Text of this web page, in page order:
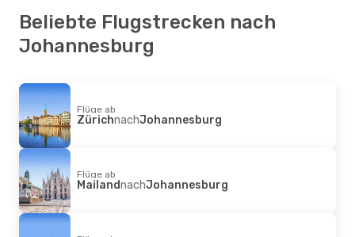
Beliebte Flugstrecken nach
Johannesburg
Flüge ab
ZürichnachJohannesburg
Flüge ab
MailandnachJohannesburg